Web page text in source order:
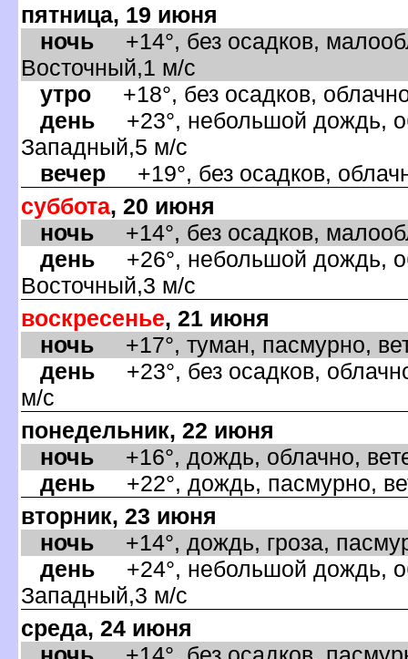
пятница, 19 июня
ночь +14°, без осадков,
осточный,1 м/с
утро +18°, без осадков,
день +23°, небольшой дождь,
Западный,5 м/с
ечер +19°, без осадков,
суббота, 20 июня
ночь +14°, без осадков,
день +26°, небольшой дождь,
осточный,3 м/с
оскресенье, 21 июня
ночь +17°, туман, пасмурно,
день +23°, без осадков,
м/с
понедельник, 22 июня
ночь +16°, дождь, облачно,
день +22°, дождь, пасмурно,
торник, 23 июня
ночь +14°, дождь, гроза,
день +24°, небольшой дождь,
Западный,3 м/с
среда, 24 июня